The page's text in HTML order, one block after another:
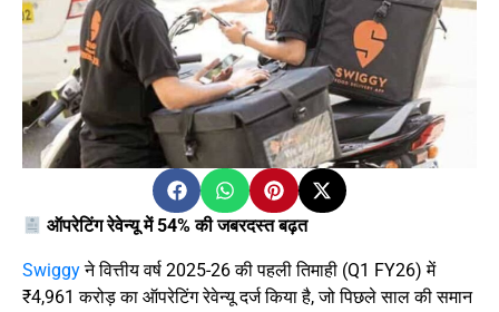
ऑपरेटिंग रेवेन्यू में 54% की जबरदस्त बढ़त
Swiggyने वित्तीय वर्ष 2025-26 की पहली तिमाही (Q1 FY26) में
₹4,961 करोड़ का ऑपरेटिंग रेवेन्यू दर्ज किया है, जो पिछले साल की समान